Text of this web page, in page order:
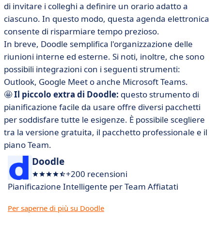
di invitare i colleghi a definire un orario adatto a
ciascuno. In questo modo, questa agenda elettronica
consente di risparmiare tempo prezioso.
In breve, Doodle semplifica l'organizzazione delle
riunioni interne ed esterne. Si noti, inoltre, che sono
possibili integrazioni con i seguenti strumenti:
Outlook, Google Meet o anche Microsoft Teams.
🤩Il piccolo extra di Doodle: questo strumento di
pianificazione facile da usare offre diversi pacchetti
per soddisfare tutte le esigenze. È possibile scegliere
tra la versione gratuita, il pacchetto professionale e il
piano Team.
Doodle
+200 recensioni
Pianificazione Intelligente per Team Affiatati
Per saperne di più su Doodle